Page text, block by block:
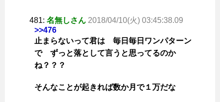
481: 名無しさん 2018/04/10(火) 03:45:38.09
>>476
止まらないって君は 毎日毎日ワンパターン
で ずっと落として言うと思ってるのか
ね？？？
そんなことが起きれば数か月で１万だな